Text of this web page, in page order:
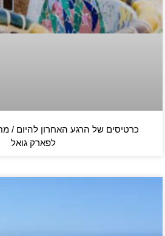
כרטיסים של הרגע האחרון להיום /
לפארק גואל